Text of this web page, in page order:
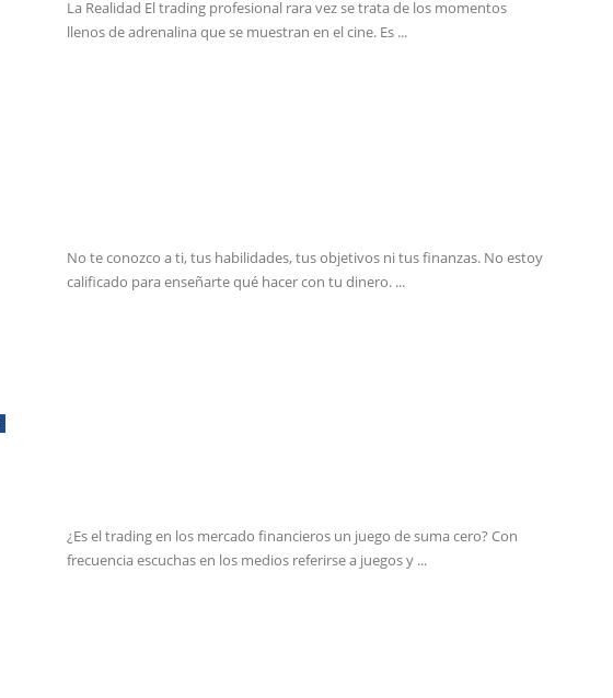
La Realidad El trading profesional rara vez se trata de los momentos
llenos de adrenalina que se muestran en el cine. Es ...
No te conozco a ti, tus habilidades, tus objetivos ni tus finanzas. No estoy
calificado para enseñarte qué hacer con tu dinero. ...
¿Es el trading en los mercado financieros un juego de suma cero? Con
frecuencia escuchas en los medios referirse a juegos y ...